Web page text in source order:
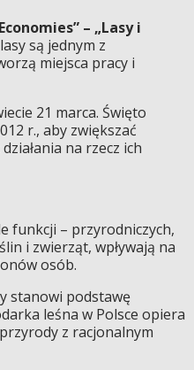
– „Lasy i
są jednym z
miejsca pracy i
21 marca. Święto
r., aby zwiększać
na rzecz ich
funkcji – przyrodniczych,
i zwierząt, wpływają na
osób.
stanowi podstawę
leśna w Polsce opiera
z racjonalnym